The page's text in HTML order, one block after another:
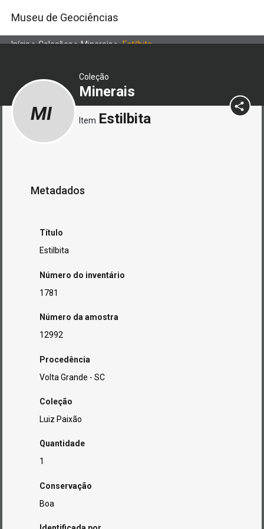
Museu de Geociências
Início>Coleções>Minerais>Estilbita
Coleção
Minerais
MI Item Estilbita
Metadados
Título
Estilbita
Número do inventário
1781
Número da amostra
12992
Procedência
Volta Grande - SC
Coleção
Luiz Paixão
Quantidade
1
Conservação
Boa